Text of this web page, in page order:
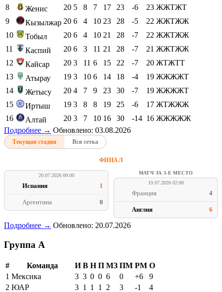
8
Женис 20 5 8 7 17 23 -6 23 ЖЖТЖТ
9
Кызылжар 20 6 4 10 23 28 -5 22 ЖЖТЖЖ
10
Тобыл 20 6 4 10 21 28 -7 22 ЖЖТЖЖ
11
Каспий 20 6 3 11 21 28 -7 21 ЖЖТЖЖ
12
Кайсар 20 3 11 6 15 22 -7 20 ЖТЖТТ
13
Атырау 19 3 10 6 14 18 -4 19 ЖЖЖЖТ
14
Жетысу 20 4 7 9 23 30 -7 19 ЖЖЖЖТ
15
Иртыш 19 3 8 8 19 25 -6 17 ЖТЖЖЖ
16
Алтай 20 3 7 10 16 30 -14 16 ЖЖЖЖЖ
Подробнее → Обновлено: 03.08.2026
Текущая стадия Вся сетка
ФИНАЛ
20.07.2026 00:00
Испания 1
Аргентина 0
МАТЧ ЗА 3-Е МЕСТО
19.07.2026 02:00
Франция 4
Англия 6
Подробнее → Обновлено: 20.07.2026
Группа A
# Команда И В Н П МЗ ПМ РМ О
1 Мексика 3 3 0 0 6 0 +6
9
2 ЮАР 3 1 1 1 2 3 -1
4